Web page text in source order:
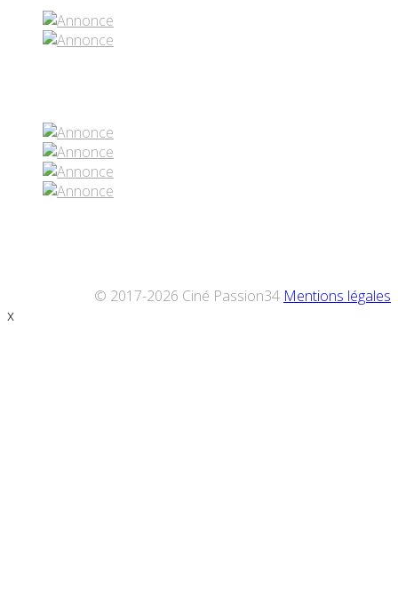
© 2017-2026 Ciné Passion34 Mentions légales
x